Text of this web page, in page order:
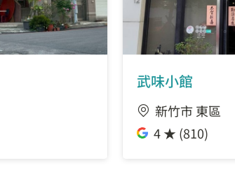
武味小館
新竹市 東區
4 ★ (810)